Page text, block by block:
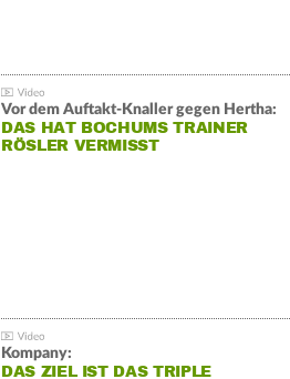
Vor dem Auftakt-Knaller gegen Hertha:
DAS HAT BOCHUMS TRAINER
RÖSLER VERMISST
Kompany:
DAS ZIEL IST DAS TRIPLE